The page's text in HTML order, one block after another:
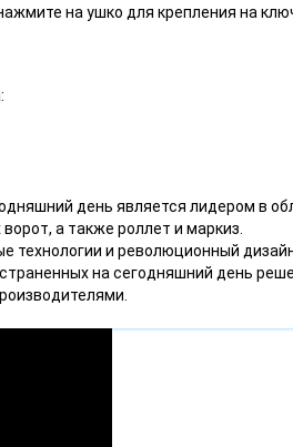
на ушко для крепления на
день является лидером в
а также роллет и маркиз.
технологии и революционный
на сегодняшний день